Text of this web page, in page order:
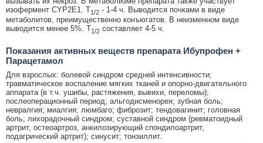
изофермент CYP2E1. T1/2 - 1-4 ч. Выводится почками в виде
метаболитов, преимущественно конъюгатов. В неизменном виде
выводится менее 5%. T1/2 составляет 4-5 ч.
Показания активных веществ препарата Ибупрофен +
Парацетамол
Для взрослых: болевой синдром средней интенсивности;
травматическое воспаление мягких тканей и опорно-двигательного
аппарата (в т.ч. ушибы, растяжения, вывихи, переломы);
послеоперационный период; альгодисменорея; зубная боль;
невралгия; миалгия; люмбаго; фиброзит; тендовагинит; головная
боль; лихорадочный синдром; суставной синдром (ревматоидный
артрит, остеоартроз, анкилозирующий спондилоартрит,
подагрический артрит); синусит; тонзиллит.